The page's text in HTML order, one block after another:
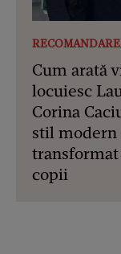
Cum arată
locuiesc
Corina
stil modern
copii